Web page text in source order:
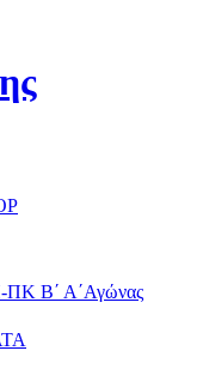
ΠΚ Β΄ Α΄Αγώνας